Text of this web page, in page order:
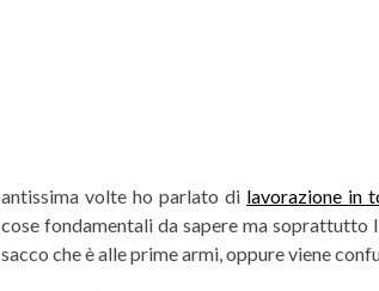
antissima volte ho parlato di lavorazione in
cose fondamentali da sapere ma soprattutto
sacco che è alle prime armi, oppure viene